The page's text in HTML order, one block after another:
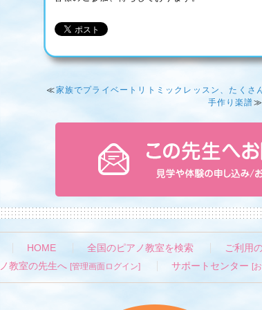
≪家族でプライベートリトミックレッスン、たくさ
手作り楽譜≫
HOME 全国のピアノ教室を検索
ご利用
教室の先生へ [管理画面ログイン] サポートセンター [